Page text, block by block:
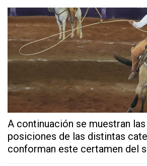
A continuación se muestran
posiciones de las distintas
conforman este certamen del